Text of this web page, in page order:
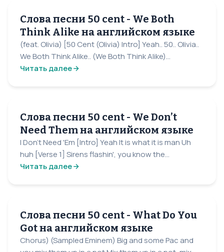
Слова песни 50 cent - We Both
Think Alike на английском языке
(feat. Olivia) [50 Cent (Olivia) Intro] Yeah.. 50.. Olivia..
We Both Think Alike.. (We Both Think Alike)...
Читать далее
Слова песни 50 cent - We Don’t
Need Them на английском языке
I Don't Need 'Em [Intro] Yeah It is what it is man Uh
huh [Verse 1] Sirens flashin', you know the...
Читать далее
Слова песни 50 cent - What Do You
Got на английском языке
Chorus) (Sampled Eminem) Big and some Pac and